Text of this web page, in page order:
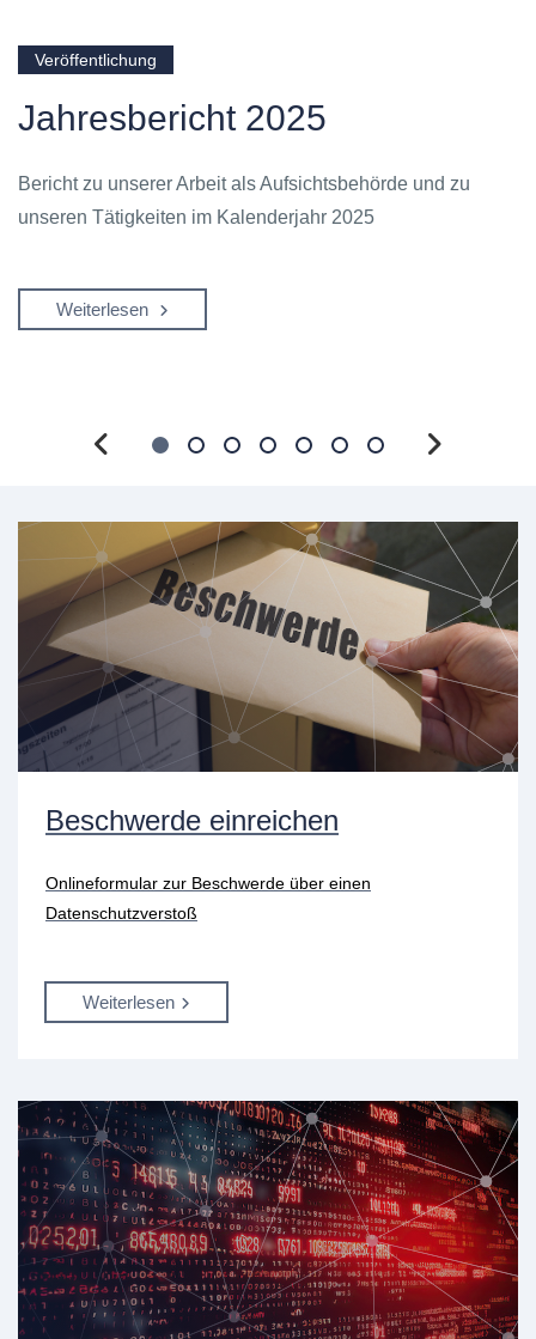
Veröffentlichung
Jahresbericht 2025
Bericht zu unserer Arbeit als Aufsichtsbehörde und zu
unseren Tätigkeiten im Kalenderjahr 2025
Weiterlesen
Beschwerde einreichen
Onlineformular zur Beschwerde über einen
Datenschutzverstoß
Weiterlesen